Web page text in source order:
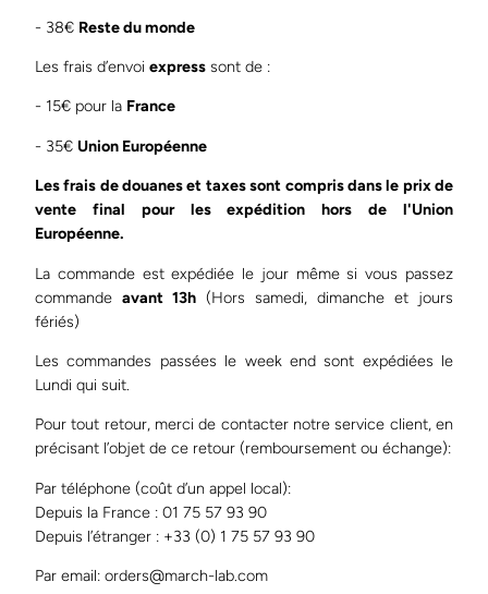
- 38€ Reste du monde
Les frais d’envoi express sont de :
- 15€ pour la France
- 35€ Union Européenne
Les frais de douanes et taxes sont compris dans le prix de
vente final pour les expédition hors de l'Union
Européenne.
La commande est expédiée le jour même si vous passez
commande avant 13h (Hors samedi, dimanche et jours
fériés)
Les commandes passées le week end sont expédiées le
Lundi qui suit.
Pour tout retour, merci de contacter notre service client, en
précisant l’objet de ce retour (remboursement ou échange):
Par téléphone (coût d’un appel local):
Depuis la France : 01 75 57 93 90
Depuis l’étranger : +33 (0) 1 75 57 93 90
Par email: orders@march-lab.com